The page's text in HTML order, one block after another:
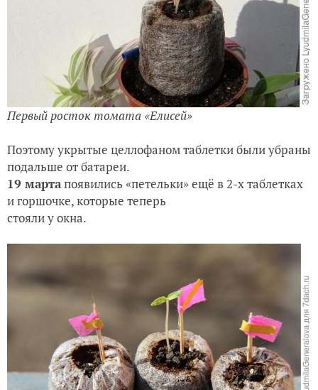
Первый росток томата «Елисей»
Поэтому укрытые целлофаном таблетки были убраны
подальше от батареи.
19 мартапоявились «петельки» ещё в 2-х таблетках
и горшочке, которые теперь
стояли у окна.